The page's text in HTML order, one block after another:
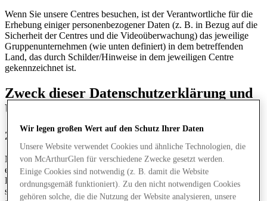
Wenn Sie unsere Centres besuchen, ist der Verantwortliche für die
Erhebung einiger personenbezogener Daten (z. B. in Bezug auf die
Sicherheit der Centres und die Videoüberwachung) das jeweilige
Gruppenunternehmen (wie unten definiert) in dem betreffenden
Land, das durch Schilder/Hinweise in dem jeweiligen Centre
gekennzeichnet ist.
Zweck dieser Datenschutzerklärung und
Überblick
Zweck dieser Datenschutzerklärung und Überblick
McArthurGlen nimmt den Schutz Ihrer personenbezogenen Daten
ernst. Wir sind uns bewusst, dass Sie uns Ihre personenbezogenen
Daten anvertrauen, wenn Sie sie uns diese zur Verfügung stellen –
sei es durch die Nutzung unserer Website, mobiler Apps –
Wir legen großen Wert auf den Schutz Ihrer Daten
Unsere Website verwendet Cookies und ähnliche Technologien, die
von McArthurGlen für verschiedene Zwecke gesetzt werden.
Einige Cookies sind notwendig (z. B. damit die Website
ordnungsgemäß funktioniert). Zu den nicht notwendigen Cookies
gehören solche, die die Nutzung der Website analysieren, unsere